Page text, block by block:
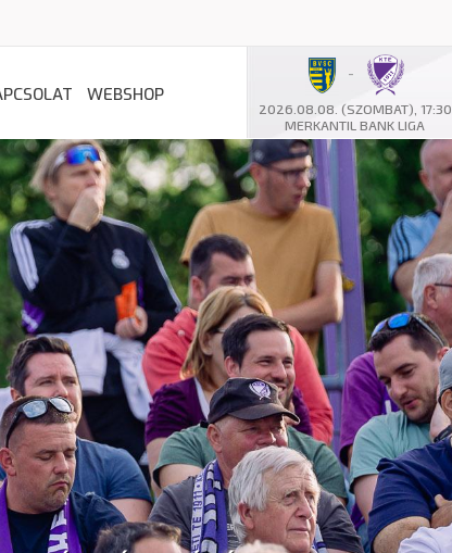
-
2026.08.08. (SZOMBAT), 17:30
MERKANTIL BANK LIGA
WEBSHOP